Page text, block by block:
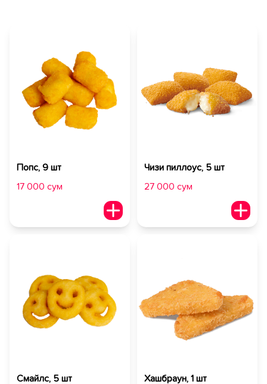
Попс, 9 шт
17 000 сум
Чизи пиллоус, 5 шт
27 000 сум
Смайлс, 5 шт
Хашбраун, 1 шт